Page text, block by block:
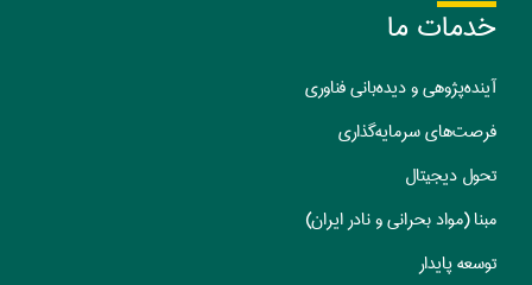
خدمات ما
آینده‌پژوهی و دیده‌بانی فناوری
فرصت‌های سرمایه‌گذاری
تحول دیجیتال
مبنا (مواد بحرانی و نادر ایران)
توسعه پایدار